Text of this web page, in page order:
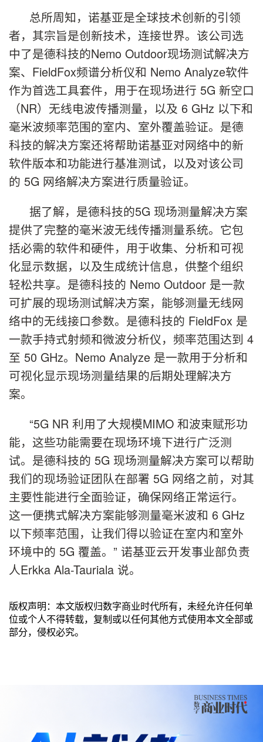
总所周知，诺基亚是全球技术创新的引领
者，其宗旨是创新技术，连接世界。该公司选
中了是德科技的Nemo Outdoor现场测试解决方
案、FieldFox频谱分析仪和 Nemo Analyze软件
作为首选工具套件，用于在现场进行 5G 新空口
（NR）无线电波传播测量，以及 6 GHz 以下和
毫米波频率范围的室内、室外覆盖验证。是德
科技的解决方案还将帮助诺基亚对网络中的新
软件版本和功能进行基准测试，以及对该公司
的 5G 网络解决方案进行质量验证。
据了解，是德科技的5G 现场测量解决方案
提供了完整的毫米波无线传播测量系统。它包
括必需的软件和硬件，用于收集、分析和可视
化显示数据，以及生成统计信息，供整个组织
轻松共享。是德科技的 Nemo Outdoor 是一款
可扩展的现场测试解决方案，能够测量无线网
络中的无线接口参数。是德科技的 FieldFox 是
一款手持式射频和微波分析仪，频率范围达到 4
至 50 GHz。Nemo Analyze 是一款用于分析和
可视化显示现场测量结果的后期处理解决方
案。
“5G NR 利用了大规模MIMO 和波束赋形功
能，这些功能需要在现场环境下进行广泛测
试。是德科技的 5G 现场测量解决方案可以帮助
我们的现场验证团队在部署 5G 网络之前，对其
主要性能进行全面验证，确保网络正常运行。
这一便携式解决方案能够测量毫米波和 6 GHz
以下频率范围，让我们得以验证在室内和室外
环境中的 5G 覆盖。” 诺基亚云开发事业部负责
人Erkka Ala-Tauriala 说。
版权声明：本文版权归数字商业时代所有，未经允许任何单
位或个人不得转载，复制或以任何其他方式使用本文全部或
部分，侵权必究。